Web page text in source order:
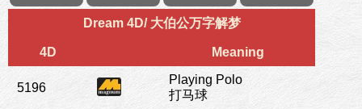
Dream 4D/ 大伯公万字解梦
4D Meaning
5196
Playing Polo
打马球